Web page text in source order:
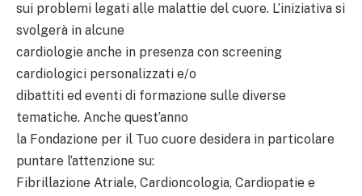
sui problemi legati alle malattie del cuore. L’iniziativa si
svolgerà in alcune
cardiologie anche in presenza con screening
cardiologici personalizzati e/o
dibattiti ed eventi di formazione sulle diverse
tematiche. Anche quest’anno
la Fondazione per il Tuo cuore desidera in particolare
puntare l’attenzione su:
Fibrillazione Atriale, Cardioncologia, Cardiopatie e